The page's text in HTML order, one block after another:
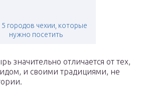
городов чехии, которые
нужно посетить
значительно отличается от тех,
и своими традициями, не